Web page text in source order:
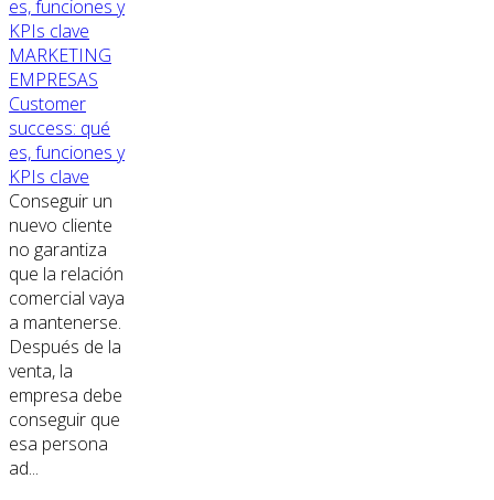
MARKETING
EMPRESAS
Customer
success: qué
es, funciones y
KPIs clave
Conseguir un
nuevo cliente
no garantiza
que la relación
comercial vaya
a mantenerse.
Después de la
venta, la
empresa debe
conseguir que
esa persona
ad...